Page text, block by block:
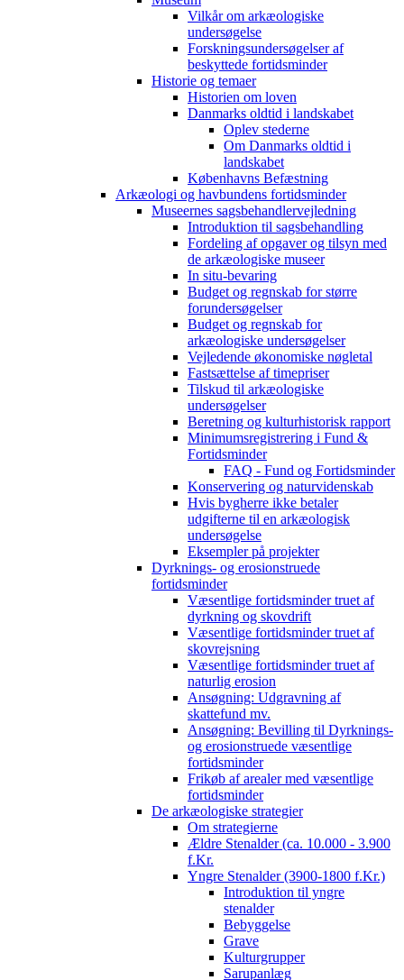
Vilkår om arkæologiske
undersøgelse
Forskningsundersøgelser af
beskyttede fortidsminder
Historie og temaer
Historien om loven
Danmarks oldtid i landskabet
Oplev stederne
Om Danmarks oldtid i
landskabet
Københavns Befæstning
Arkæologi og havbundens fortidsminder
Museernes sagsbehandlervejledning
Introduktion til sagsbehandling
Fordeling af opgaver og tilsyn med
de arkæologiske museer
In situ-bevaring
Budget og regnskab for større
forundersøgelser
Budget og regnskab for
arkæologiske undersøgelser
Vejledende økonomiske nøgletal
Fastsættelse af timepriser
Tilskud til arkæologiske
undersøgelser
Beretning og kulturhistorisk rapport
Minimumsregistrering i Fund &
Fortidsminder
FAQ - Fund og Fortidsminder
Konservering og naturvidenskab
Hvis bygherre ikke betaler
udgifterne til en arkæologisk
undersøgelse
Eksempler på projekter
Dyrknings- og erosionstruede
fortidsminder
Væsentlige fortidsminder truet af
dyrkning og skovdrift
Væsentlige fortidsminder truet af
skovrejsning
Væsentlige fortidsminder truet af
naturlig erosion
Ansøgning: Udgravning af
skattefund mv.
Ansøgning: Bevilling til Dyrknings-
og erosionstruede væsentlige
fortidsminder
Frikøb af arealer med væsentlige
fortidsminder
De arkæologiske strategier
Om strategierne
Ældre Stenalder (ca. 10.000 - 3.900
f.Kr.
Yngre Stenalder (3900-1800 f.Kr.)
Introduktion til yngre
stenalder
Bebyggelse
Grave
Kulturgrupper
Sarupanlæg